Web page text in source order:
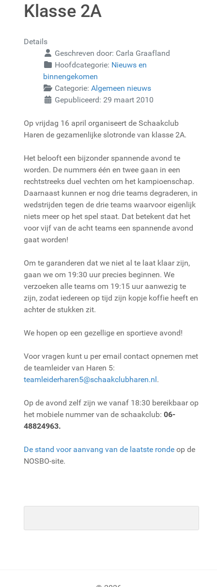
Klasse 2A
Details
Geschreven door: Carla Graafland
Hoofdcategorie: Nieuws en
binnengekomen
Categorie: Algemeen nieuws
Gepubliceerd: 29 maart 2010
Op vrijdag 16 april organiseert de Schaakclub
Haren de gezamenlijke slotronde van klasse 2A.
Het belooft een bijzonder spannende avond te
worden. De nummers één en twee gaan in een
rechtstreeks duel vechten om het kampioenschap.
Daarnaast kunnen er nog drie teams degraderen, in
wedstrijden tegen de drie teams waarvoor eigenlijk
niets meer op het spel staat. Dat betekent dat het
voor vijf van de acht teams een spannende avond
gaat worden!
Om te garanderen dat we niet al te laat klaar zijn,
gaan we om 19:30 uur precies beginnen. We
verzoeken alle teams om 19:15 uur aanwezig te
zijn, zodat iedereen op tijd zijn kopje koffie heeft en
achter de stukken zit.
We hopen op een gezellige en sportieve avond!
Voor vragen kunt u per email contact opnemen met
de teamleider van Haren 5:
teamleiderharen5@schaakclubharen.nl.
Op de avond zelf zijn we vanaf 18:30 bereikbaar op
het mobiele nummer van de schaakclub: 06-
48824963.
De stand voor aanvang van de laatste ronde op de
NOSBO-site.